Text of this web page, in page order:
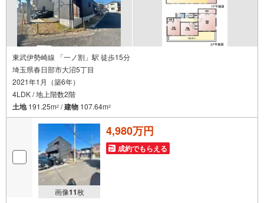
東武伊勢崎線 「一ノ割」駅 徒歩15分
埼玉県春日部市大沼5丁目
2021年1月（築6年）
4LDK / 地上階数2階
土地191.25m2 /建物 107.64m2
画像11枚
4,980万円
成約でもらえる